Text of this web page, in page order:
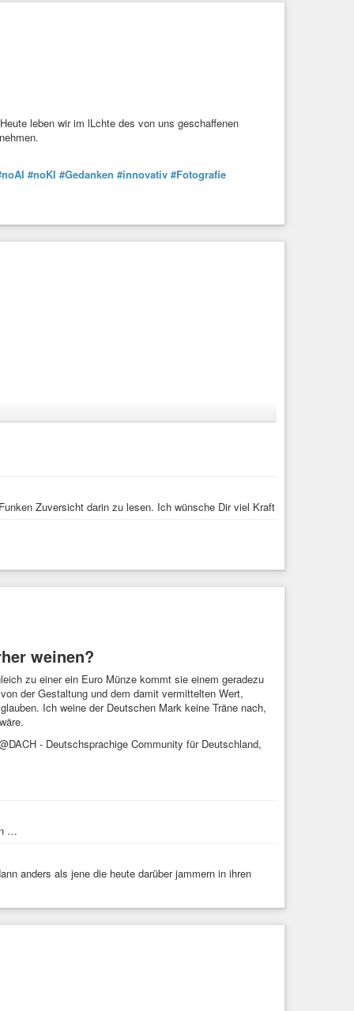
leben wir im lLchte des von uns geschaffenen
#noKI #Gedanken #innovativ #Fotografie
#umgangmitmir
Zuversicht darin zu lesen. Ich wünsche Dir viel Kraft
weinen?
zu einer ein Euro Münze kommt sie einem geradezu
der Gestaltung und dem damit vermittelten Wert,
Ich weine der Deutschen Mark keine Träne nach,
- Deutschsprachige Community für Deutschland,
…
anders als jene die heute darüber jammern in ihren